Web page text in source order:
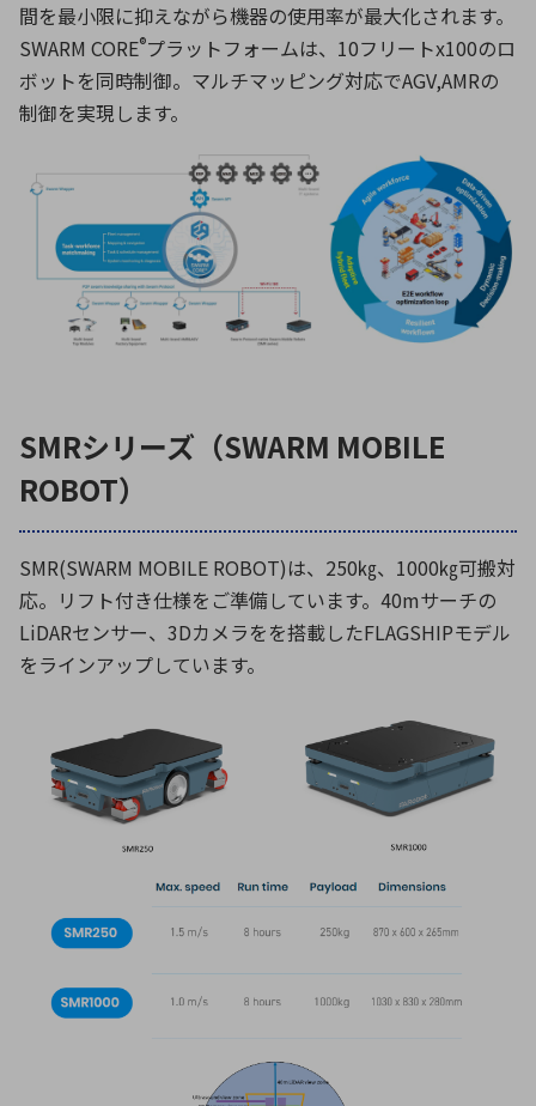
間を最小限に抑えながら機器の使用率が最大化されます。
SWARM CORE®プラットフォームは、10フリートx100のロ
ボットを同時制御。マルチマッピング対応でAGV,AMRの
制御を実現します。
SMRシリーズ（SWARM MOBILE
ROBOT）
SMR(SWARM MOBILE ROBOT)は、250㎏、1000㎏可搬対
応。リフト付き仕様をご準備しています。40mサーチの
LiDARセンサー、3Dカメラをを搭載したFLAGSHIPモデル
をラインアップしています。